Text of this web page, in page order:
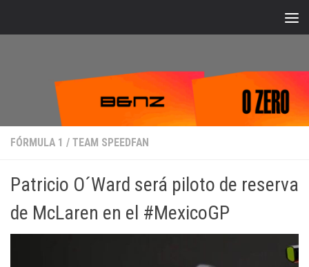
FÓRMULA 1 / TEAM SPEEDFAN
Patricio O´Ward será piloto de reserva
de McLaren en el #MexicoGP